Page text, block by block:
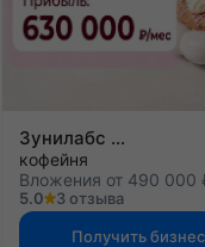
Зунилабс
кофейня
Вложения от 490 000
5.0
3 отзыва
Получить